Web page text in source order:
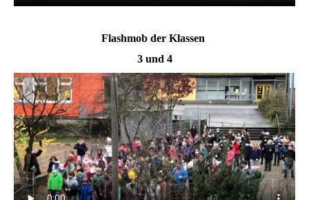
Flashmob der Klassen
3 und 4